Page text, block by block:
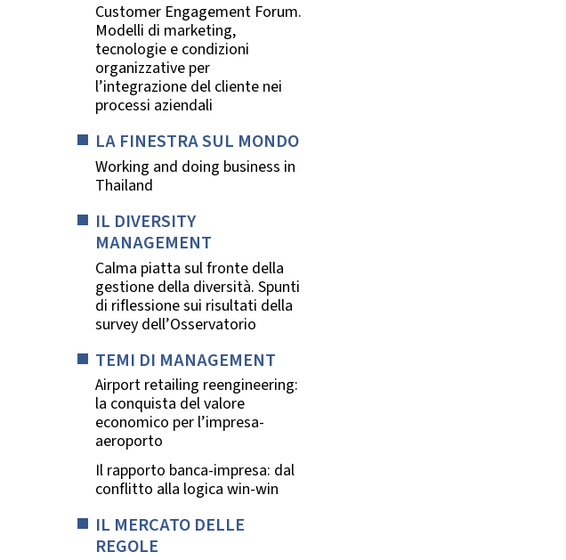
Customer Engagement Forum.
Modelli di marketing,
tecnologie e condizioni
organizzative per
l’integrazione del cliente nei
processi aziendali
LA FINESTRA SUL MONDO
Working and doing business in
Thailand
IL DIVERSITY
MANAGEMENT
Calma piatta sul fronte della
gestione della diversità. Spunti
di riflessione sui risultati della
survey dell’Osservatorio
TEMI DI MANAGEMENT
Airport retailing reengineering:
la conquista del valore
economico per l’impresa-
aeroporto
Il rapporto banca-impresa: dal
conflitto alla logica win-win
IL MERCATO DELLE
REGOLE